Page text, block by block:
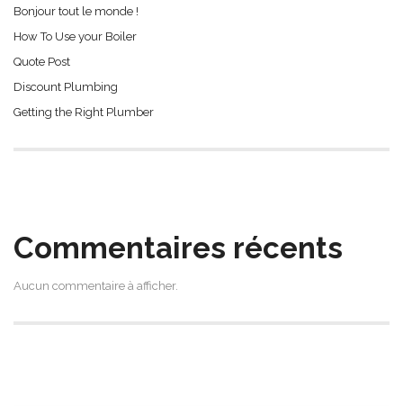
Bonjour tout le monde !
How To Use your Boiler
Quote Post
Discount Plumbing
Getting the Right Plumber
Commentaires récents
Aucun commentaire à afficher.